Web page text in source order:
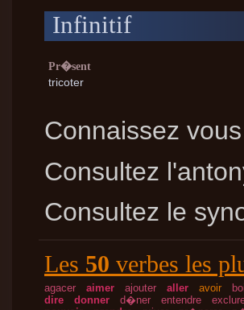
Infinitif
Pr�sent
tricoter
Connaissez
Consultez
Consultez le
Les 50 verbes les
agacer aimer ajouter aller avoir
dire
donner d�ner entendre